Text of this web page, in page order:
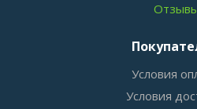
Условия
Условия